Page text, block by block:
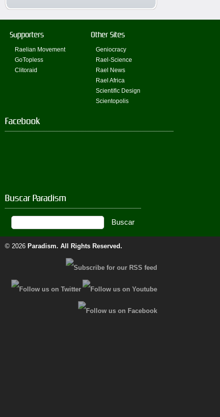
Supporters
Raelian Movement
GoTopless
Clitoraid
Other Sites
Geniocracy
Rael-Science
Rael News
Rael Africa
Scientific Design
Scientopolis
Facebook
Buscar Paradism
© 2026 Paradism. All Rights Reserved.